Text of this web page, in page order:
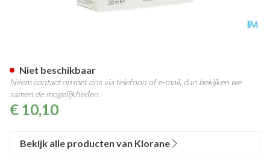
€ 10,10
Niet beschikbaar
Neem contact op met ons via telefoon of e-mail, dan bekijken we
samen de mogelijkheden.
Bekijk alle producten van Klorane